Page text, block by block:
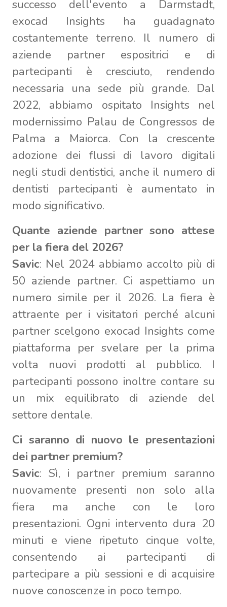
successo dell'evento a Darmstadt,
exocad Insights ha guadagnato
costantemente terreno. Il numero di
aziende partner espositrici e di
partecipanti è cresciuto, rendendo
necessaria una sede più grande. Dal
2022, abbiamo ospitato Insights nel
modernissimo Palau de Congressos de
Palma a Maiorca. Con la crescente
adozione dei flussi di lavoro digitali
negli studi dentistici, anche il numero di
dentisti partecipanti è aumentato in
modo significativo.
Quante aziende partner sono attese
per la fiera del 2026?
Savic: Nel 2024 abbiamo accolto più di
50 aziende partner. Ci aspettiamo un
numero simile per il 2026. La fiera è
attraente per i visitatori perché alcuni
partner scelgono exocad Insights come
piattaforma per svelare per la prima
volta nuovi prodotti al pubblico. I
partecipanti possono inoltre contare su
un mix equilibrato di aziende del
settore dentale.
Ci saranno di nuovo le presentazioni
dei partner premium?
Savic: Sì, i partner premium saranno
nuovamente presenti non solo alla
fiera ma anche con le loro
presentazioni. Ogni intervento dura 20
minuti e viene ripetuto cinque volte,
consentendo ai partecipanti di
partecipare a più sessioni e di acquisire
nuove conoscenze in poco tempo.